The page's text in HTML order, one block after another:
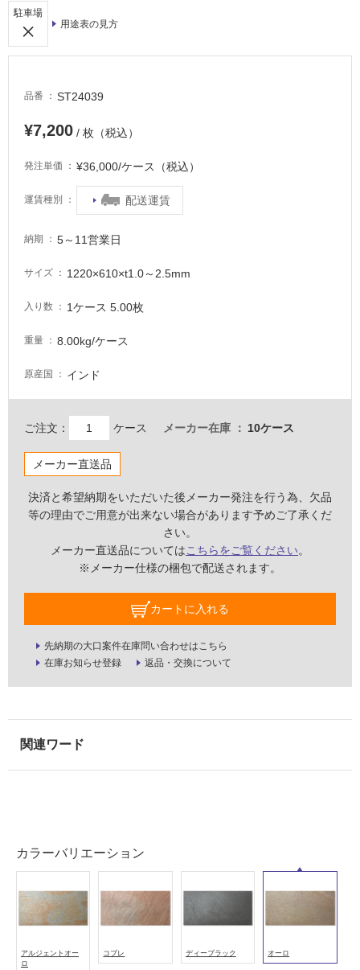
駐車場
用途表の見方
品番 ST24039
¥7,200 / 枚（税込）
発注単価 ¥36,000/ケース（税込）
運賃種別 配送運賃
納期 5～11営業日
サイズ 1220×610×t1.0～2.5mm
入り数 1ケース 5.00枚
重量 8.00kg/ケース
原産国 インド
ご注文： ケース メーカー在庫 10ケース
メーカー直送品
決済と希望納期をいただいた後メーカー発注を行う為、欠品
等の理由でご用意が出来ない場合があります予めご了承くだ
さい。
メーカー直送品についてはこちらをご覧ください。
※メーカー仕様の梱包で配送されます。
カートに入れる
先納期の大口案件在庫問い合わせはこちら
在庫お知らせ登録
返品・交換について
カラーバリエーション
アルジェントオー
ロ
コブレ ディーブラック オーロ
駐
車
場
常
適
て
い
し
い
が
意
が
適
て
な
い
屋
壁・
浴
用
用
可
能
(寒
冷
以